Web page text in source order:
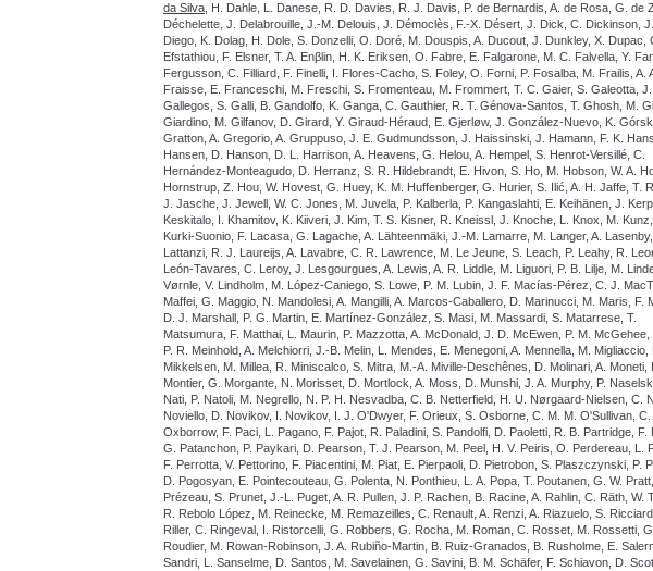
da Silva , H. Dahle, L. Danese, R. D. Davies, R. J. Davis, P. de Bernardis, A. de Rosa, G. de
Déchelette, J. Delabrouille, J.-M. Delouis, J. Démoclès, F.-X. Désert, J. Dick, C. Dickinson, J.
Diego, K. Dolag, H. Dole, S. Donzelli, O. Doré, M. Douspis, A. Ducout, J. Dunkley, X. Dupac,
Efstathiou, F. Elsner, T. A. Enβlin, H. K. Eriksen, O. Fabre, E. Falgarone, M. C. Falvella, Y.
Fergusson, C. Filliard, F. Finelli, I. Flores-Cacho, S. Foley, O. Forni, P. Fosalba, M. Frailis, A.
Fraisse, E. Franceschi, M. Freschi, S. Fromenteau, M. Frommert, T. C. Gaier, S. Galeotta, J.
Gallegos, S. Galli, B. Gandolfo, K. Ganga, C. Gauthier, R. T. Génova-Santos, T. Ghosh, M.
Giardino, M. Gilfanov, D. Girard, Y. Giraud-Héraud, E. Gjerløw, J. González-Nuevo, K.
Gratton, A. Gregorio, A. Gruppuso, J. E. Gudmundsson, J. Haissinski, J. Hamann, F. K.
Hansen, D. Hanson, D. L. Harrison, A. Heavens, G. Helou, A. Hempel, S. Henrot-Versillé, C.
Hernández-Monteagudo, D. Herranz, S. R. Hildebrandt, E. Hivon, S. Ho, M. Hobson, W. A.
Hornstrup, Z. Hou, W. Hovest, G. Huey, K. M. Huffenberger, G. Hurier, S. Ilić, A. H. Jaffe, T.
J. Jasche, J. Jewell, W. C. Jones, M. Juvela, P. Kalberla, P. Kangaslahti, E. Keihänen, J.
Keskitalo, I. Khamitov, K. Kiiveri, J. Kim, T. S. Kisner, R. Kneissl, J. Knoche, L. Knox, M. Kunz,
Kurki-Suonio, F. Lacasa, G. Lagache, A. Lähteenmäki, J.-M. Lamarre, M. Langer, A. Lasenby,
Lattanzi, R. J. Laureijs, A. Lavabre, C. R. Lawrence, M. Le Jeune, S. Leach, P. Leahy, R.
León-Tavares, C. Leroy, J. Lesgourgues, A. Lewis, A. R. Liddle, M. Liguori, P. B. Lilje, M.
Vørnle, V. Lindholm, M. López-Caniego, S. Lowe, P. M. Lubin, J. F. Macías-Pérez, C. J.
Maffei, G. Maggio, N. Mandolesi, A. Mangilli, A. Marcos-Caballero, D. Marinucci, M. Maris, F.
D. J. Marshall, P. G. Martin, E. Martínez-González, S. Masi, M. Massardi, S. Matarrese, T.
Matsumura, F. Matthai, L. Maurin, P. Mazzotta, A. McDonald, J. D. McEwen, P. M. McGehee,
P. R. Meinhold, A. Melchiorri, J.-B. Melin, L. Mendes, E. Menegoni, A. Mennella, M. Migliaccio,
Mikkelsen, M. Millea, R. Miniscalco, S. Mitra, M.-A. Miville-Deschênes, D. Molinari, A. Moneti, L.
Montier, G. Morgante, N. Morisset, D. Mortlock, A. Moss, D. Munshi, J. A. Murphy, P.
Nati, P. Natoli, M. Negrello, N. P. H. Nesvadba, C. B. Netterfield, H. U. Nørgaard-Nielsen, C.
Noviello, D. Novikov, I. Novikov, I. J. O'Dwyer, F. Orieux, S. Osborne, C. M. M. O'Sullivan, C.
Oxborrow, F. Paci, L. Pagano, F. Pajot, R. Paladini, S. Pandolfi, D. Paoletti, R. B. Partridge, F.
G. Patanchon, P. Paykari, D. Pearson, T. J. Pearson, M. Peel, H. V. Peiris, O. Perdereau, L.
F. Perrotta, V. Pettorino, F. Piacentini, M. Piat, E. Pierpaoli, D. Pietrobon, S. Plaszczynski, P.
D. Pogosyan, E. Pointecouteau, G. Polenta, N. Ponthieu, L. A. Popa, T. Poutanen, G. W. Pratt,
Prézeau, S. Prunet, J.-L. Puget, A. R. Pullen, J. P. Rachen, B. Racine, A. Rahlin, C. Räth, W.
R. Rebolo López, M. Reinecke, M. Remazeilles, C. Renault, A. Renzi, A. Riazuelo, S.
Riller, C. Ringeval, I. Ristorcelli, G. Robbers, G. Rocha, M. Roman, C. Rosset, M. Rossetti, G.
Roudier, M. Rowan-Robinson, J. A. Rubiño-Martin, B. Ruiz-Granados, B. Rusholme, E.
Sandri, L. Sanselme, D. Santos, M. Savelainen, G. Savini, B. M. Schäfer, F. Schiavon, D.